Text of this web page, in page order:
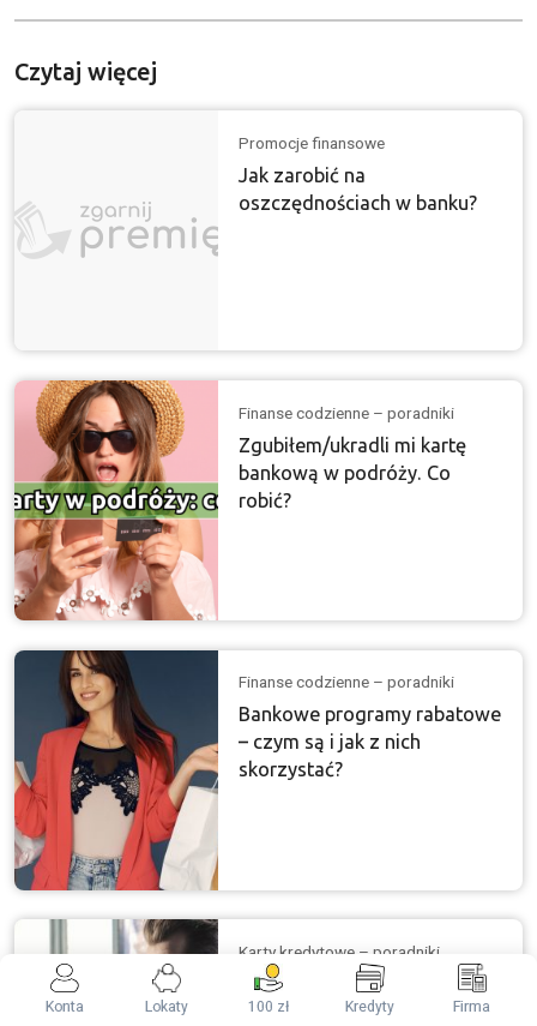
Czytaj więcej
Promocje finansowe
Jak zarobić na
oszczędnościach w banku?
Finanse codzienne – poradniki
Zgubiłem/ukradli mi kartę
bankową w podróży. Co
robić?
Finanse codzienne – poradniki
Bankowe programy rabatowe
– czym są i jak z nich
skorzystać?
Karty kredytowe – poradniki
RRSO – dlaczego
rzeczywista roczna stopa
Konta Lokaty 100 zł Kredyty Firma